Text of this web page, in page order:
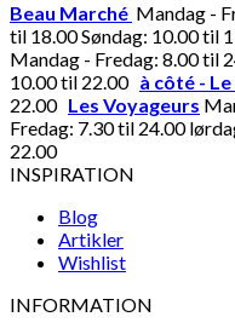
Beau Marché Mandag -
til 18.00 Søndag: 10.00 til
Mandag - Fredag: 8.00 til
10.00 til 22.00 à côté -
22.00 Les Voyageurs
Fredag: 7.30 til 24.00
22.00
INSPIRATION
Blog
Artikler
Wishlist
INFORMATION